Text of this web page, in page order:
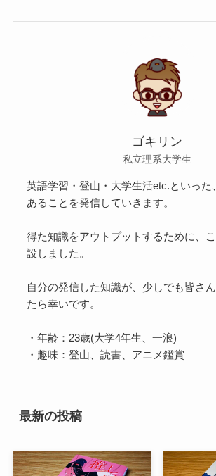
ゴキリン
私立理系大学生
英語学習・登山・大学生活etc.といった
あることを発信していきます。
得た知識をアウトプットするために、
設しました。
自分の発信した知識が、少しでも皆さ
たら幸いです。
・年齢：23歳(大学4年生、一浪)
・趣味：登山、読書、アニメ鑑賞
最新の投稿